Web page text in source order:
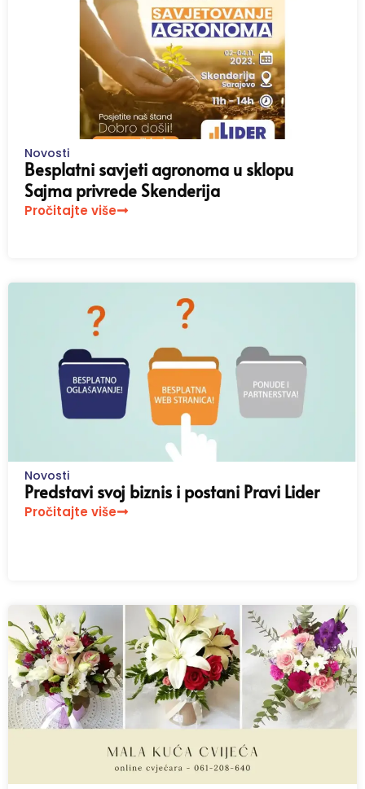
Novosti
Besplatni savjeti agronoma u sklopu
Sajma privrede Skenderija
Pročitajte više
Novosti
Predstavi svoj biznis i postani Pravi Lider
Pročitajte više